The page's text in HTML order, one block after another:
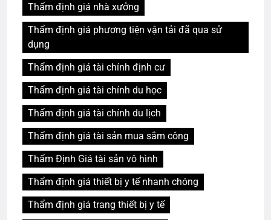
Thẩm định giá nhà xưởng
Thẩm định giá phương tiện vận tải đã qua sử
dụng
Thẩm định giá tài chính định cư
Thẩm định giá tài chính du học
Thẩm định giá tài chính du lịch
Thẩm định giá tài sản mua sắm công
Thẩm Định Giá tài sản vô hình
Thẩm định giá thiết bị y tế nhanh chóng
Thẩm định giá trang thiết bị y tế